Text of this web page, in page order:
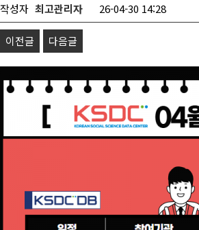
작성자 최고관리자 26-04-30 14:28
이전글 다음글